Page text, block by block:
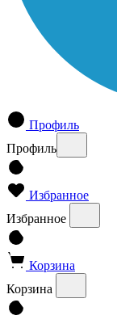
Профиль
Профиль
Избранное
Избранное
Корзина
Корзина